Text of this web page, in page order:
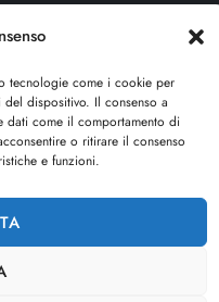
tecnologie come i cookie per
dispositivo. Il consenso a
dati come il comportamento di
o ritirare il consenso
e funzioni.
parte del network
- P.iva: